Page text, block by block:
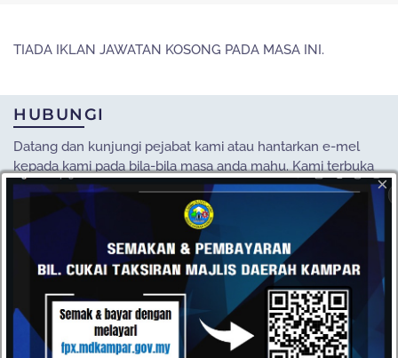
TIADA IKLAN JAWATAN KOSONG PADA MASA INI.
HUBUNGI
Datang dan kunjungi pejabat kami atau hantarkan e-mel
kepada kami pada bila-bila masa anda mahu. Kami terbuka
kepada semua cadangan daripada pelanggan kami.
Majlis Daerah Kampar, Kompleks Pentadbiran MD
Kampar, Jalan Iskandar, 31900 Kampar, Perak
05-4671020 / 05-4671030
05-4671040
urusetia[at]mdkampar[dot]gov[dot]my
TOPIK POPULAR
×